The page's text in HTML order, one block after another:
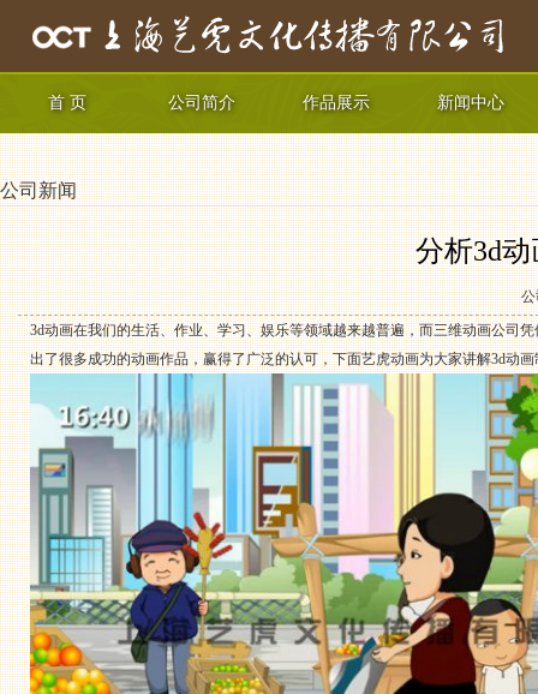
首 页 公司简介 作品展示 新闻中心
公司新闻
分析3d
公
3d动画在我们的生活、作业、学习、娱乐等领域越来越普遍，而三维动画公司
出了很多成功的动画作品，赢得了广泛的认可，下面艺虎动画为大家讲解3d动